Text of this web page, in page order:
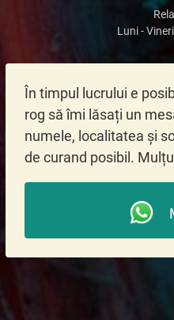
Luni -
În timpul lucrului e
rog să îmi lăsați un
numele, localitatea și
de curand posibil.